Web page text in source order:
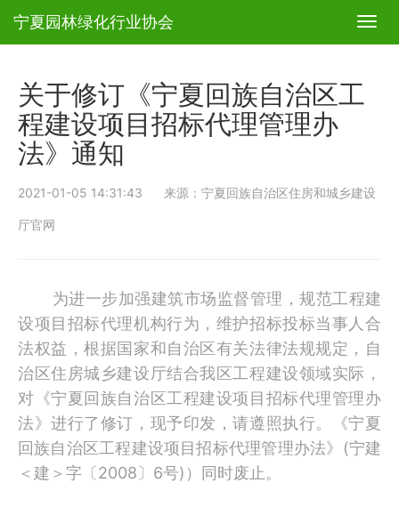
T
g
n
宁夏园林绿化行业协会
关于修订《宁夏回族自治区工
程建设项目招标代理管理办
法》通知
2021-01-05 14:31:43 来源：宁夏回族自治区住房和城乡建设
厅官网
为进一步加强建筑市场监督管理，规范工程建
设项目招标代理机构行为，维护招标投标当事人合
法权益，根据国家和自治区有关法律法规规定，自
治区住房城乡建设厅结合我区工程建设领域实际，
对《宁夏回族自治区工程建设项目招标代理管理办
法》进行了修订，现予印发，请遵照执行。《宁夏
回族自治区工程建设项目招标代理管理办法》
(宁建
＜建＞字〔 2008 〕 6号) ）同时废止。